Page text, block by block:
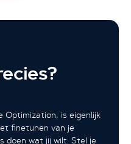
Optimization, is eigenlijk
finetunen van je
doen wat jij wilt. Stel je